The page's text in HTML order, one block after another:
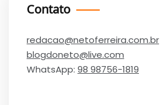
Contato
redacao@netoferreira.com.br
blogdoneto@live.com
WhatsApp: 98 98756-1819